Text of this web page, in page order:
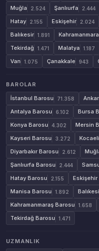
Muğla 2.524 Şanlıurfa 2.444
Hatay 2.155 Eskişehir 2.024
Balıkesir 1.891
Tekirdağ 1.471 Malatya 1.187
Van 1.075 Çanakkale 943
BAROLAR
İstanbul Barosu
71.358
Antalya Barosu 6.102 Bursa
Konya Barosu 4.302 Mersin
Kayseri Barosu 3.272
Diyarbakır Barosu 2.612
Şanlıurfa Barosu 2.444
Hatay Barosu 2.155 Eskişehir
Manisa Barosu 1.892
Kahramanmaraş Barosu 1.658
Tekirdağ Barosu 1.471
UZMANLIK